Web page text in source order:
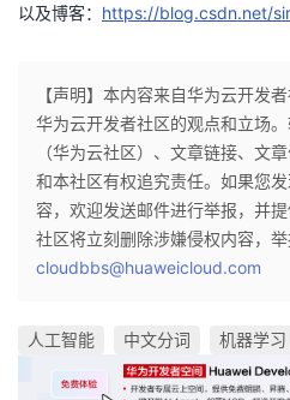
以及博客： https://blog.csdn.net/
【声明】本内容来自华为云开发
华为云开发者社区的观点和立场
（华为云社区）、文章链接、文
和本社区有权追究责任。如果您
容，欢迎发送邮件进行举报，并
社区将立刻删除涉嫌侵权内容，举
cloudbbs@huaweicloud.com
人工智能 中文分词 机器学习